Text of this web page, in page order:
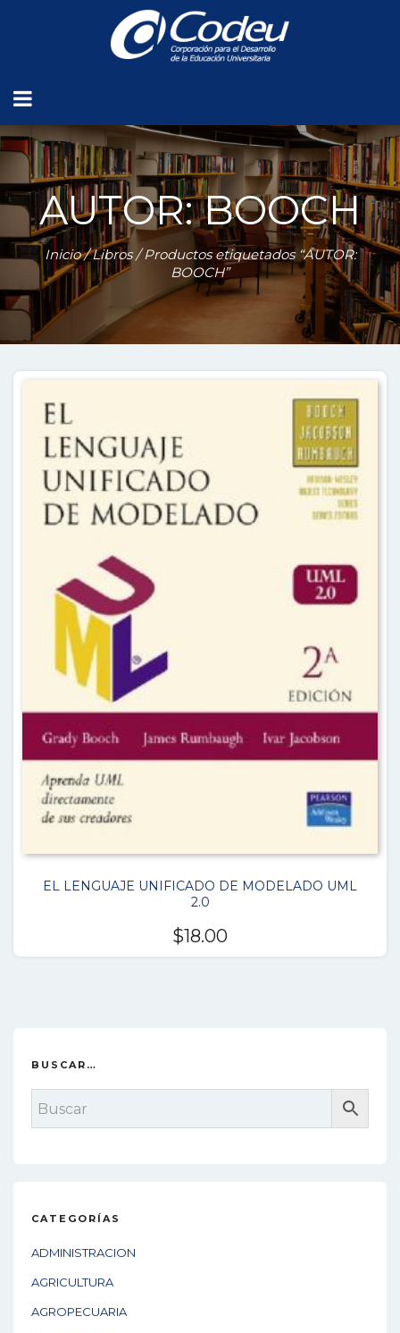
AUTOR: BOOCH
Inicio/Libros/ Productos etiquetados “AUTOR:
BOOCH”
EL LENGUAJE UNIFICADO DE MODELADO UML
2.0
$18.00
BUSCAR…
CATEGORÍAS
ADMINISTRACION
AGRICULTURA
AGROPECUARIA